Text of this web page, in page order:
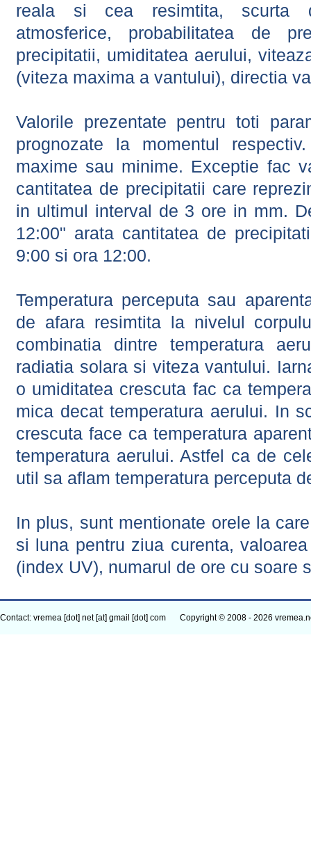
reala si cea resimtita, scurta
atmosferice, probabilitatea de
precipitatii, umiditatea aerului,
(viteza maxima a vantului), directia
Valorile prezentate pentru toti
prognozate la momentul
maxime sau minime. Exceptie fac
cantitatea de precipitatii care
in ultimul interval de 3 ore in mm.
12:00" arata cantitatea de
9:00 si ora 12:00.
Temperatura perceputa sau
de afara resimtita la nivelul
combinatia dintre temperatura
radiatia solara si viteza vantului.
o umiditatea crescuta fac ca
mica decat temperatura aerului. In
crescuta face ca temperatura
temperatura aerului. Astfel ca de
util sa aflam temperatura perceputa
In plus, sunt mentionate orele la
si luna pentru ziua curenta,
(index UV), numarul de ore cu soare
Contact: vremea [dot] net [at] gmail [dot] com Copyright © 2008 - 2026